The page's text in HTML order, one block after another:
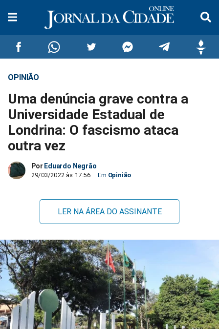
Compartilhar
no
Facebook
Compartilhar
no
Whatsapp
no
Twitter
no
Messenger
no
Telegram
OPINIÃO
Uma denúncia grave contra a
Universidade Estadual de
Londrina: O fascismo ataca
outra vez
Por Eduardo Negrão
29/03/2022 às 17:56 Opinião
LER NA ÁREA DO ASSINANTE